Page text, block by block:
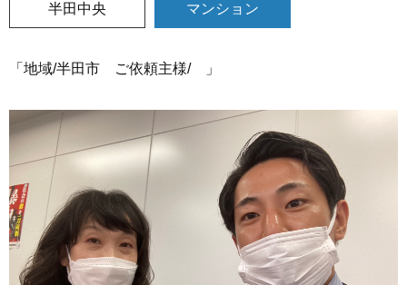
半田中央 マンション
「地域/半田市 ご依頼主様/ 」